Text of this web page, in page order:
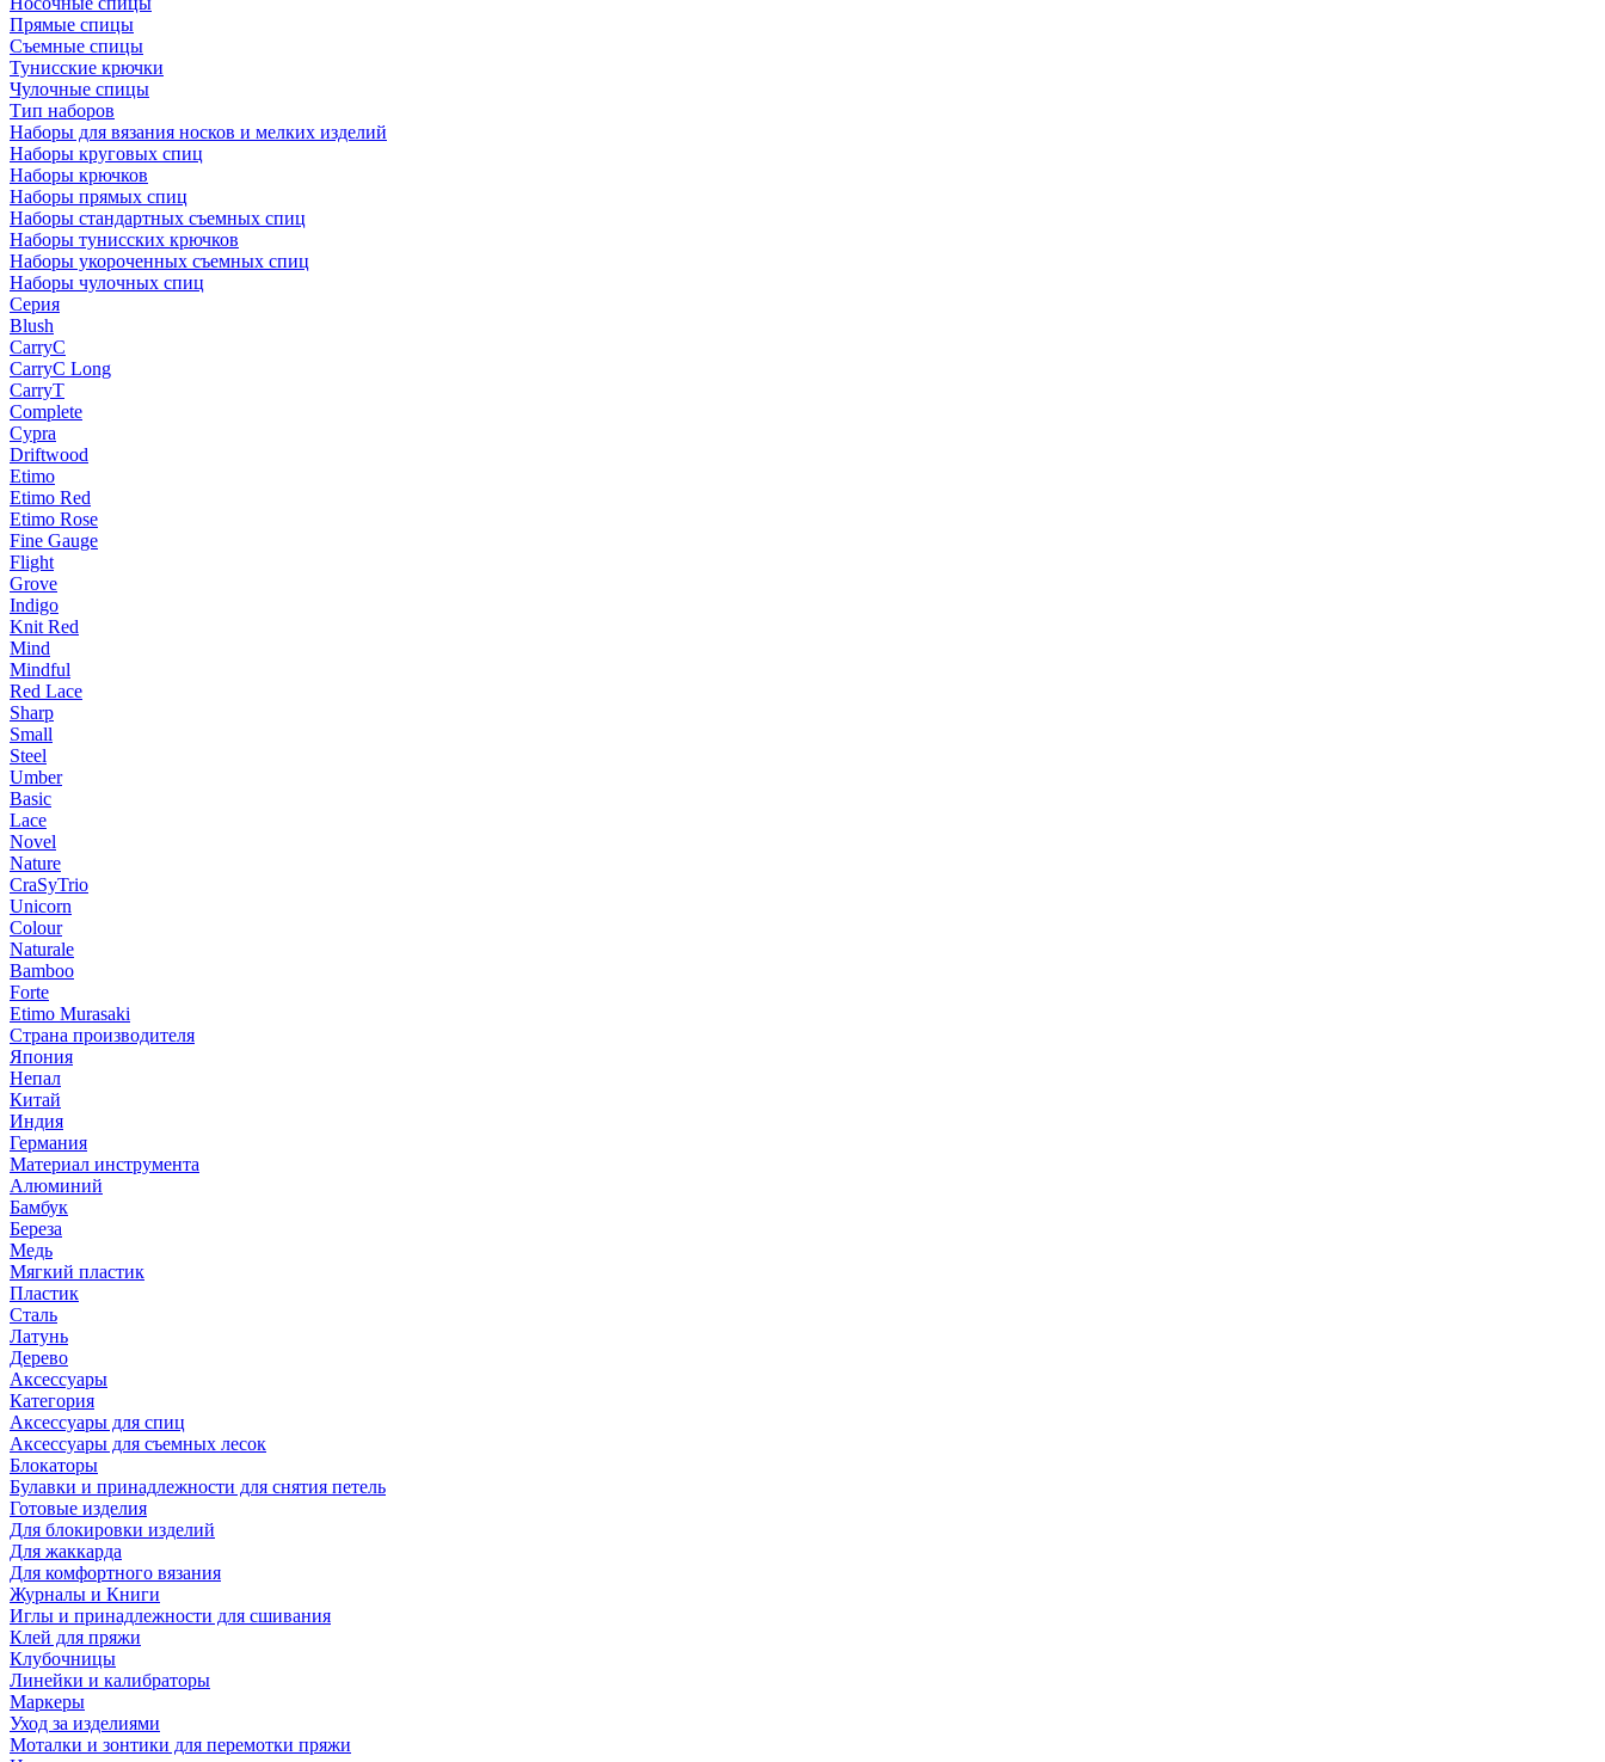
Прямые спицы
Съемные спицы
Тунисские крючки
Чулочные спицы
Тип наборов
Наборы для вязания носков и мелких изделий
Наборы круговых спиц
Наборы крючков
Наборы прямых спиц
Наборы стандартных съемных спиц
Наборы тунисских крючков
Наборы укороченных съемных спиц
Наборы чулочных спиц
Серия
Blush
CarryC
CarryC Long
CarryT
Complete
Cypra
Driftwood
Etimo
Etimo Red
Etimo Rose
Fine Gauge
Flight
Grove
Indigo
Knit Red
Mind
Mindful
Red Lace
Sharp
Small
Steel
Umber
Basic
Lace
Novel
Nature
CraSyTrio
Unicorn
Colour
Naturale
Bamboo
Forte
Etimo Murasaki
Страна производителя
Япония
Непал
Китай
Индия
Германия
Материал инструмента
Алюминий
Бамбук
Береза
Медь
Мягкий пластик
Пластик
Сталь
Латунь
Дерево
Аксессуары
Категория
Аксессуары для спиц
Аксессуары для съемных лесок
Блокаторы
Булавки и принадлежности для снятия петель
Готовые изделия
Для блокировки изделий
Для жаккарда
Для комфортного вязания
Журналы и Книги
Иглы и принадлежности для сшивания
Клей для пряжи
Клубочницы
Линейки и калибраторы
Маркеры
Уход за изделиями
Моталки и зонтики для перемотки пряжи